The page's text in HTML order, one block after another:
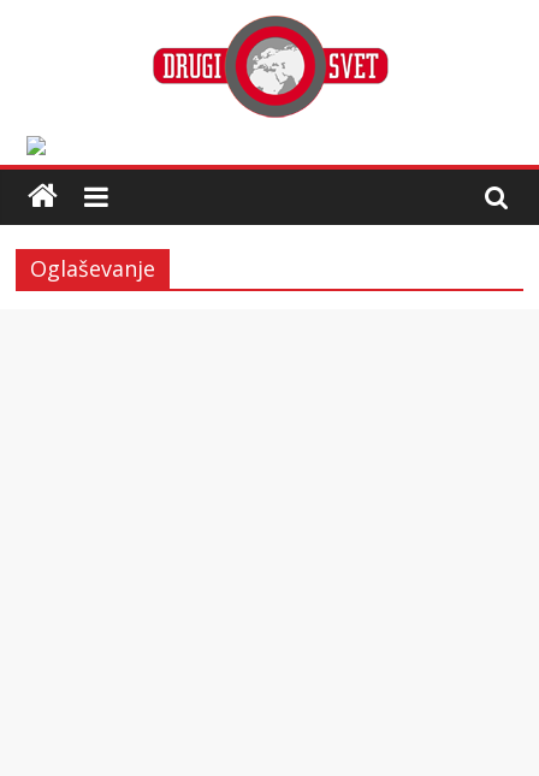
Oglaševanje